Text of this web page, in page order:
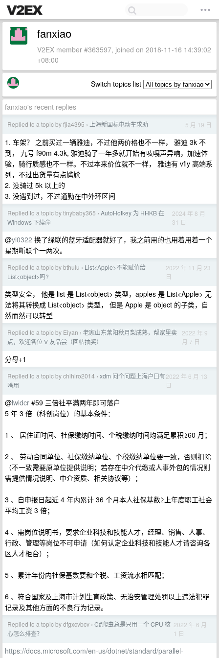
fanxiao
V2EX member #363597, joined on 2018-11-16 14:39:02
+08:00
Switch topics list
fanxiao's recent replies
Replied to a topic by fjia4395 › 上海新国标电动车求助 5 月 19 日
1. 车架？ 之前买过一辆雅迪，不过他两价格也不一样， 雅迪 3k 不
到， 九号 f90m 4.3k, 雅迪骑了一年多就开始有吱嘎声异响，加速体
验，骑行质感也不一样。不过本来价位就不一样， 雅迪有 vfly 高端系
列，不过出货量有点尴尬
2. 没骑过 5k 以上的
3. 没遇到过，不过通勤在中外环区间
Replied to a topic by tinybaby365 › AutoHotkey 为 HHKB 在
Windows 下续命
2024 年 8 月
31 日
@yi0322 换了绿联的蓝牙适配器就好了，我之前用的也用着用着一个
星期断联个一两次。
Replied to a topic by bthulu › List<Apple>不能赋值给
List<object>吗?
2022 年 11 月 23
日
类型安全， 他是 list 是 List<object> 类型，apples 是 List<Apple> 无
法将其转换成 List<object> 类型， 但是 Apple 是 object 的子类，自
然而然可以转型
Replied to a topic by Eiyan › 老家山东莱阳秋月梨成熟，帮家里卖
点，欢迎各位 V 友品尝（回帖抽奖）
2022 年 9
月 7 日
分母+1
Replied to a topic by chihiro2014 › xdm 问个问题上海户口有
啥用
2022 年 6 月 13
日
@lwldcr #59 三倍社平满两年即可落户
5 年 3 倍（科创岗位）的基本条件：
1 、 居住证时间、社保缴纳时间、个税缴纳时间均满足累积≥60 月；
2 、 劳动合同单位、社保缴纳单位、个税缴纳单位要一致，否则扣除
（不一致需要原单位提供说明；若存在中介代缴或人事外包的情况则
需提供情况说明、中介资质、相关协议等）；
3 、自申报日起近 4 年内累计 36 个月本人社保基数≥上年度职工社会
平均工资 3 倍；
4 、需岗位说明书，要求企业科技和技能人才，经理、销售、人事、
行政、管理等岗位不可申请（如何认定企业科技和技能人才请咨询各
区人才柜台）；
5 、累计年份内社保基数要和个税、工资流水相匹配；
6 、符合国家及上海市计划生育政策、无治安管理处罚以上违法犯罪
记录及其他方面的不良行为记录。
Replied to a topic by dfgxcvbcv › C#爬虫总是只用一个 CPU 核
心怎么排查？
2022 年 6 月
1 日
https://docs.microsoft.com/en-us/dotnet/standard/parallel-